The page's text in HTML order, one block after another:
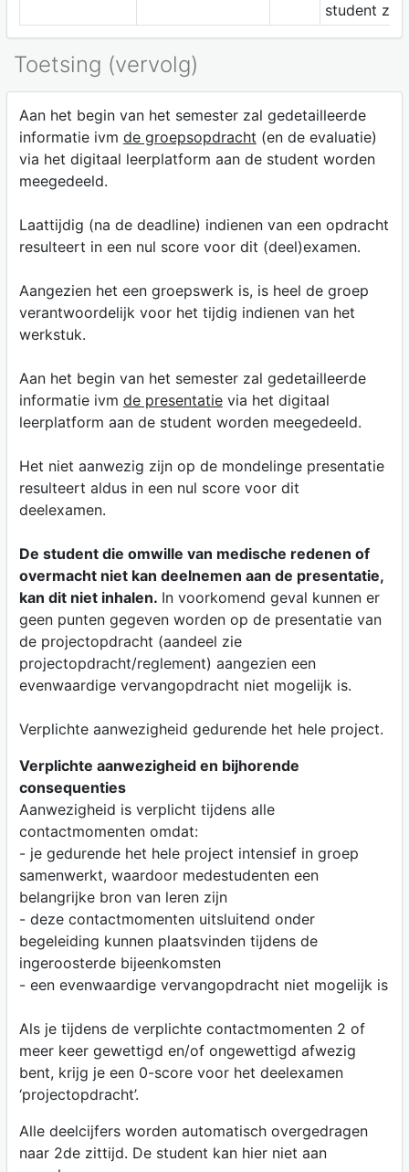
student zelf
Toetsing (vervolg)
Aan het begin van het semester zal gedetailleerde
informatie ivm de groepsopdracht (en de evaluatie)
via het digitaal leerplatform aan de student worden
meegedeeld.
Laattijdig (na de deadline) indienen van een opdracht
resulteert in een nul score voor dit (deel)examen.
Aangezien het een groepswerk is, is heel de groep
verantwoordelijk voor het tijdig indienen van het
werkstuk.
Aan het begin van het semester zal gedetailleerde
informatie ivm de presentatievia het digitaal
leerplatform aan de student worden meegedeeld.
Het niet aanwezig zijn op de mondelinge presentatie
resulteert aldus in een nul score voor dit
deelexamen.
De student die omwille van medische redenen of
overmacht niet kan deelnemen aan de presentatie,
kan dit niet inhalen. In voorkomend geval kunnen er
geen punten gegeven worden op de presentatie van
de projectopdracht (aandeel zie
projectopdracht/reglement) aangezien een
evenwaardige vervangopdracht niet mogelijk is.
Verplichte aanwezigheid gedurende het hele project.
Verplichte aanwezigheid en bijhorende
consequenties
Aanwezigheid is verplicht tijdens alle
contactmomenten omdat:
- je gedurende het hele project intensief in groep
samenwerkt, waardoor medestudenten een
belangrijke bron van leren zijn
- deze contactmomenten uitsluitend onder
begeleiding kunnen plaatsvinden tijdens de
ingeroosterde bijeenkomsten
- een evenwaardige vervangopdracht niet mogelijk is
Als je tijdens de verplichte contactmomenten 2 of
meer keer gewettigd en/of ongewettigd afwezig
bent, krijg je een 0-score voor het deelexamen
‘projectopdracht’.
Alle deelcijfers worden automatisch overgedragen
naar 2de zittijd. De student kan hier niet aan